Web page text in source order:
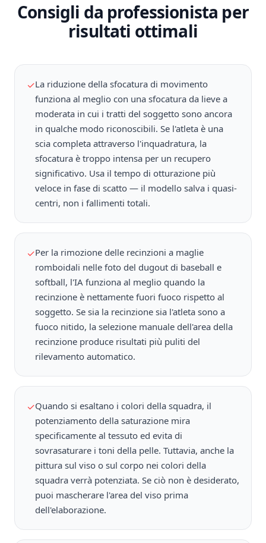
Consigli da professionista per
risultati ottimali
✓La riduzione della sfocatura di movimento
funziona al meglio con una sfocatura da lieve a
moderata in cui i tratti del soggetto sono ancora
in qualche modo riconoscibili. Se l'atleta è una
scia completa attraverso l'inquadratura, la
sfocatura è troppo intensa per un recupero
significativo. Usa il tempo di otturazione più
veloce in fase di scatto — il modello salva i quasi-
centri, non i fallimenti totali.
✓Per la rimozione delle recinzioni a maglie
romboidali nelle foto del dugout di baseball e
softball, l'IA funziona al meglio quando la
recinzione è nettamente fuori fuoco rispetto al
soggetto. Se sia la recinzione sia l'atleta sono a
fuoco nitido, la selezione manuale dell'area della
recinzione produce risultati più puliti del
rilevamento automatico.
✓Quando si esaltano i colori della squadra, il
potenziamento della saturazione mira
specificamente al tessuto ed evita di
sovrasaturare i toni della pelle. Tuttavia, anche la
pittura sul viso o sul corpo nei colori della
squadra verrà potenziata. Se ciò non è desiderato,
puoi mascherare l'area del viso prima
dell'elaborazione.